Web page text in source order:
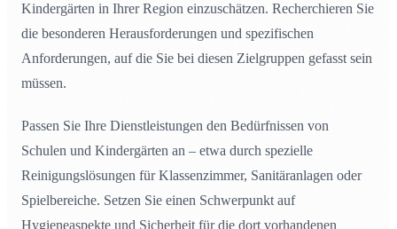
Kindergärten in Ihrer Region einzuschätzen. Recherchieren Sie
die besonderen Herausforderungen und spezifischen
Anforderungen, auf die Sie bei diesen Zielgruppen gefasst sein
müssen.
Passen Sie Ihre Dienstleistungen den Bedürfnissen von
Schulen und Kindergärten an – etwa durch spezielle
Reinigungslösungen für Klassenzimmer, Sanitäranlagen oder
Spielbereiche. Setzen Sie einen Schwerpunkt auf
Hygieneaspekte und Sicherheit für die dort vorhandenen